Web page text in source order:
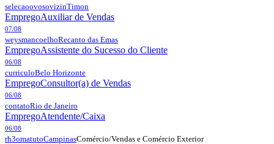
selecaoovosovizinTimon
EmpregoAuxiliar de Vendas
07/08
weysmancoelhoRecanto das Emas
EmpregoAssistente do Sucesso do Cliente
06/08
curriculoBelo Horizonte
EmpregoConsultor(a) de Vendas
06/08
contatoRio de Janeiro
EmpregoAtendente/Caixa
06/08
rh3omatutoCampinasComércio/Vendas e Comércio Exterior